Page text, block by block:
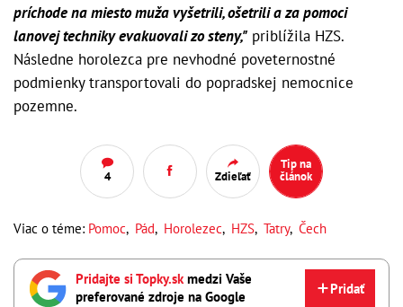
príchode na miesto muža vyšetrili, ošetrili a za pomoci
lanovej techniky evakuovali zo steny," priblížila HZS.
Následne horolezca pre nevhodné poveternostné
podmienky transportovali do popradskej nemocnice
pozemne.
4 Zdieľať
Tip na
článok
Viac o téme: Pomoc, Pád, Horolezec, HZS, Tatry, Čech
Pridajte si Topky.skmedzi Vaše
preferované zdroje na Google
Pridať